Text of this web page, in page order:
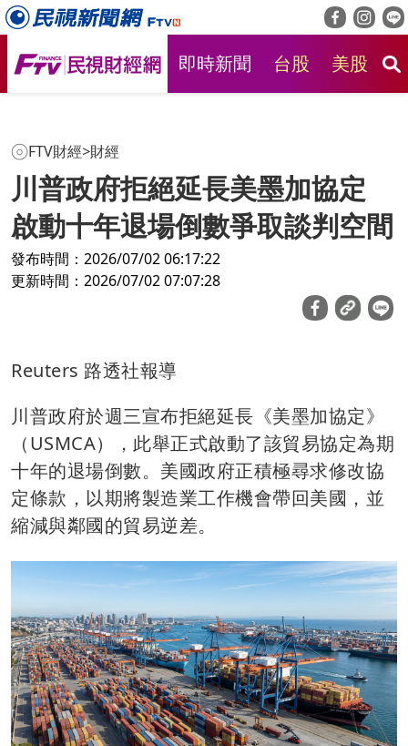
即時新聞 台股 美股
FTV財經>財經
川普政府拒絕延長美墨加協定
啟動十年退場倒數爭取談判空間
發布時間：2026/07/02 06:17:22
更新時間：2026/07/02 07:07:28
Reuters 路透社報導
川普政府於週三宣布拒絕延長《美墨加協定》
（USMCA），此舉正式啟動了該貿易協定為期
十年的退場倒數。美國政府正積極尋求修改協
定條款，以期將製造業工作機會帶回美國，並
縮減與鄰國的貿易逆差。